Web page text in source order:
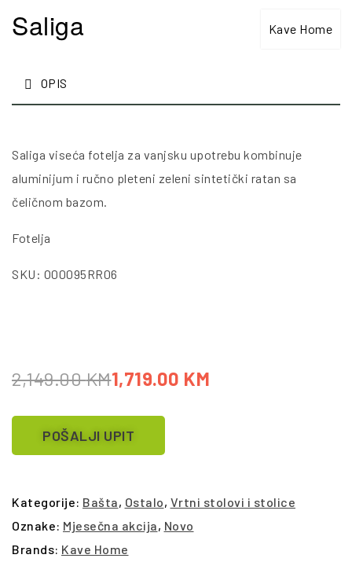
Kave Home
Saliga
OPIS
Saliga viseća fotelja za vanjsku upotrebu kombinuje
aluminijum i ručno pleteni zeleni sintetički ratan sa
čeličnom bazom.
Fotelja
SKU: O00095RR06
2,149.00KM1,719.00 KM
POŠALJI UPIT
Kategorije: Bašta, Ostalo, Vrtni stolovi i stolice
Oznake: Mjesečna akcija, Novo
Brands: Kave Home